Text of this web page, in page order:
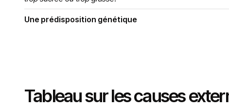
Une prédisposition génétique
Tableau sur les causes